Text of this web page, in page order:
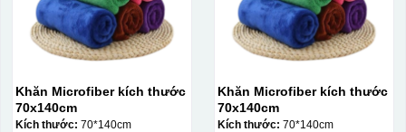
Chất liệu:
Nhựa
Khăn Microfiber kích thước
70x140cm
Kích thước: 70*140cm
Khăn Microfiber kích thước
70x140cm
Kích thước: 70*140cm